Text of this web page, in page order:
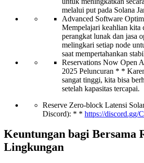
melalui put pada Solana
Advanced Software
Mempelajari keahlian kita
perangkat lunak dan jasa
melingkari setiap node
saat mempertahankan
Reservations Now Open
2025 Peluncuran * *
sangat tinggi, kita bisa
setelah kapasitas tercapai.
Reserve Zero-block Latensi
Discord): * * https://discord.gg/
Keuntungan bagi Bersama
Lingkungan